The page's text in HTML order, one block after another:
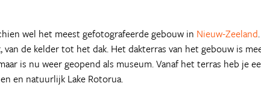
wel het meest gefotografeerde gebouw in Nieuw-Zeeland.
de kelder tot het dak. Het dakterras van het gebouw is
is nu weer geopend als museum. Vanaf het terras heb je
en natuurlijk Lake Rotorua.